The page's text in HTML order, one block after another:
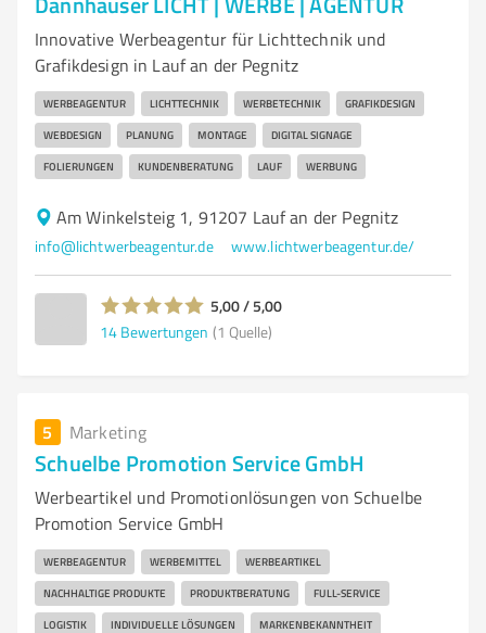
Innovative Werbeagentur für Lichttechnik und
Grafikdesign in Lauf an der Pegnitz
WERBEAGENTUR LICHTTECHNIK WERBETECHNIK GRAFIKDESIGN
WEBDESIGN PLANUNG MONTAGE DIGITAL SIGNAGE
FOLIERUNGEN KUNDENBERATUNG LAUF WERBUNG
Am Winkelsteig 1, 91207 Lauf an der Pegnitz
info@lichtwerbeagentur.de www.lichtwerbeagentur.de/
5,00 / 5,00
14 Bewertungen (1 Quelle)
5 Marketing
Schuelbe Promotion Service GmbH
Werbeartikel und Promotionlösungen von Schuelbe
Promotion Service GmbH
WERBEAGENTUR WERBEMITTEL WERBEARTIKEL
NACHHALTIGE PRODUKTE PRODUKTBERATUNG FULL-SERVICE
LOGISTIK INDIVIDUELLE LÖSUNGEN MARKENBEKANNTHEIT